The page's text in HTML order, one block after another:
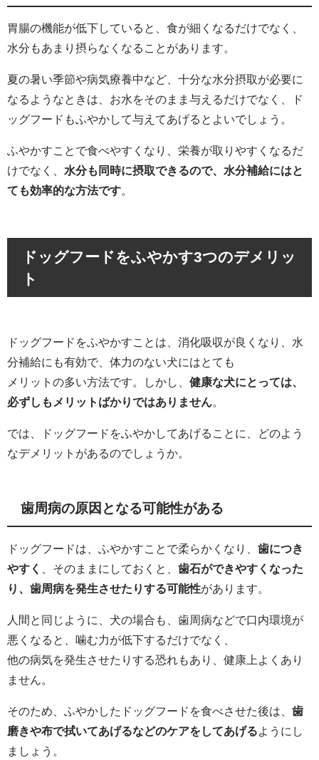
胃腸の機能が低下していると、食が細くなるだけでなく、
水分もあまり摂らなくなることがあります。
夏の暑い季節や病気療養中など、十分な水分摂取が必要に
なるようなときは、お水をそのまま与えるだけでなく、ド
ッグフードもふやかして与えてあげるとよいでしょう。
ふやかすことで食べやすくなり、栄養が取りやすくなるだ
けでなく、 水分も同時に摂取できるので、水分補給にはと
ても効率的な方法です。
ドッグフードをふやかす3つのデメリッ
ト
ドッグフードをふやかすことは、消化吸収が良くなり、水
分補給にも有効で、体力のない犬にはとても
メリットの多い方法です。しかし、 健康な犬にとっては、
必ずしもメリットばかりではありません
では、ドッグフードをふやかしてあげることに、どのよう
なデメリットがあるのでしょうか。
歯周病の原因となる可能性がある
ドッグフードは、ふやかすことで柔らかくなり、 歯につき
やすく
、そのままにしておくと、 歯石ができやすくなった
り、歯周病を発生させたりする可能性があります。
人間と同じように、犬の場合も、歯周病などで口内環境が
悪くなると、噛む力が低下するだけでなく、
他の病気を発生させたりする恐れもあり、健康上よくあり
ません。
そのため、ふやかしたドッグフードを食べさせた後は、 歯
磨きや布で拭いてあげるなどのケアをしてあげる ようにし
ましょう。